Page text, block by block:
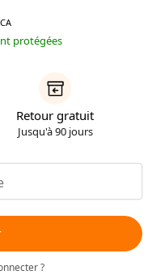
CA
protégées
Retour gratuit
Jusqu'à 90 jours
?